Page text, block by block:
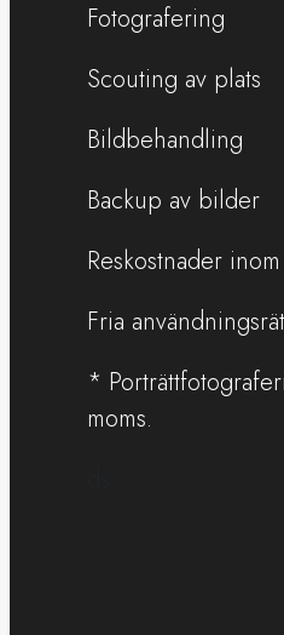
Fotografering
Scouting av plats
Bildbehandling
Backup av bilder
Reskostnader
Fria
*
moms.